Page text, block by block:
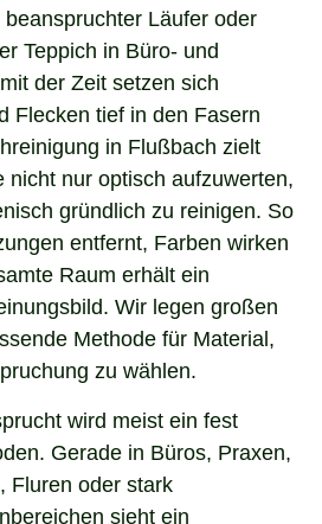
Läufer oder
Teppich in Büro- und
der Zeit setzen sich
Flecken tief in den Fasern
in Flußbach zielt
nicht nur optisch aufzuwerten,
gründlich zu reinigen. So
entfernt, Farben wirken
Raum erhält ein
Wir legen großen
Methode für Material,
zu wählen.
wird meist ein fest
Gerade in Büros, Praxen,
Fluren oder stark
sieht ein